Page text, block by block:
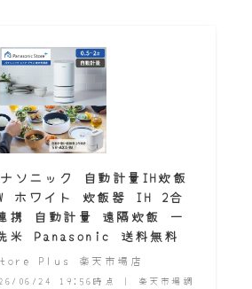
ナソニック 自動計量IH炊飯
ホワイト 炊飯器 IH 2合
携 自動計量 遠隔炊飯 一
米 Panasonic 送料無料
Plus 楽天市場店
06/24 19:56時点 | 楽天市場調